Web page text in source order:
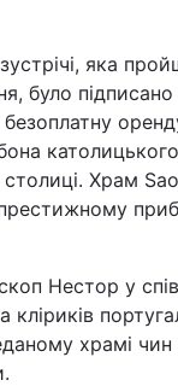
яка
було
столиці. Храм
Нестор у
кліриків
храмі чин